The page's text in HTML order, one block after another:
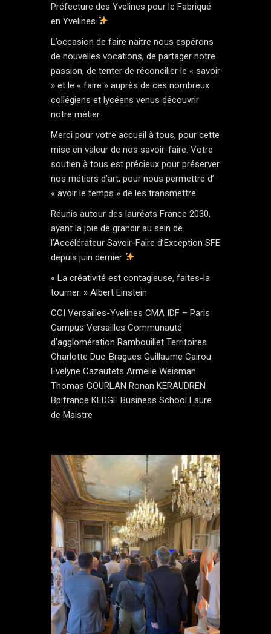
Préfecture des Yvelines pour le Fabriqué
en Yvelines
L’occasion de faire naître nous espérons
de nouvelles vocations, de partager notre
passion, de tenter de réconcilier le « savoir
» et le « faire » auprès de ces nombreux
collégiens et lycéens venus découvrir
notre métier.
Merci pour votre accueil à tous, pour cette
mise en valeur de nos savoir-faire. Votre
soutien à tous est précieux pour préserver
nos métiers d’art, pour nous permettre d’
« avoir le temps » de les transmettre.
Réunis autour des lauréats France 2030,
ayant la joie de grandir au sein de
l’Accélérateur Savoir-Faire d’Exception SFE
depuis juin dernier
« La créativité est contagieuse, faites-la
tourner. » Albert Einstein
CCI Versailles-Yvelines CMA IDF – Paris
Campus Versailles Communauté
d’agglomération Rambouillet Territoires
Charlotte Duc-Bragues Guillaume Cairou
Evelyne Cazautets Armelle Weisman
Thomas GOURLAN Ronan KERAUDREN
Bpifrance KEDGE Business School Laure
de Maistre